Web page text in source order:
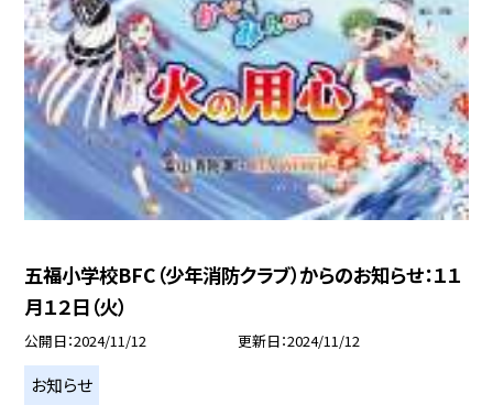
五福小学校BFC（少年消防クラブ）からのお知らせ：１１
月１２日（火）
公開日 2024/11/12 更新日 2024/11/12
お知らせ